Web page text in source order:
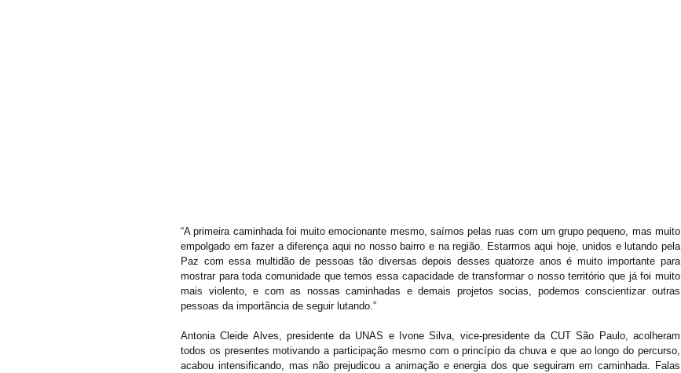
“A primeira caminhada foi muito emocionante mesmo, saímos pelas ruas com um grupo pequeno, mas muito
empolgado em fazer a diferença aqui no nosso bairro e na região. Estarmos aqui hoje, unidos e lutando pela
Paz com essa multidão de pessoas tão diversas depois desses quatorze anos é muito importante para
mostrar para toda comunidade que temos essa capacidade de transformar o nosso território que já foi muito
mais violento, e com as nossas caminhadas e demais projetos socias, podemos conscientizar outras
pessoas da importância de seguir lutando.”
Antonia Cleide Alves, presidente da UNAS e Ivone Silva, vice-presidente da CUT São Paulo, acolheram
todos os presentes motivando a participação mesmo com o princípio da chuva e que ao longo do percurso,
acabou intensificando, mas não prejudicou a animação e energia dos que seguiram em caminhada. Falas